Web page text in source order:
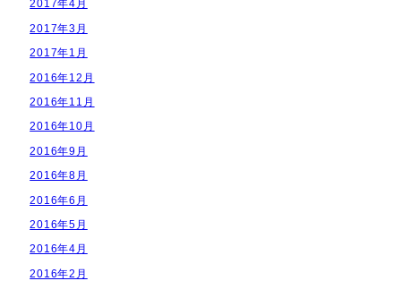
2017年4月
2017年3月
2017年1月
2016年12月
2016年11月
2016年10月
2016年9月
2016年8月
2016年6月
2016年5月
2016年4月
2016年2月